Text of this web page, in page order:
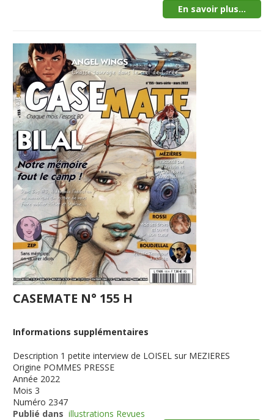
En savoir plus...
CASEMATE N° 155 H
Informations supplémentaires
Description 1 petite interview de LOISEL sur MEZIERES
Origine POMMES PRESSE
Année 2022
Mois 3
Numéro 2347
Publié dans illustrations Revues